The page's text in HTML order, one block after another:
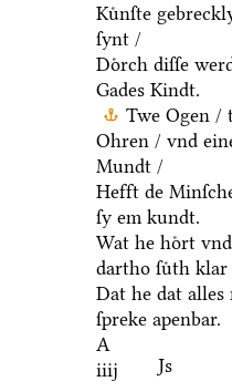
Kuͤnſte
ſynt /
Doͤrch diſſe
Gades Kindt.
Twe Ogen /
Ohren / vnd
Mundt /
Hefft de
ſy em kundt.
Wat he hoͤrt vnd
dartho ſuͤth
Dat he dat alles
ſpreke apenbar.
A
iiij
Js